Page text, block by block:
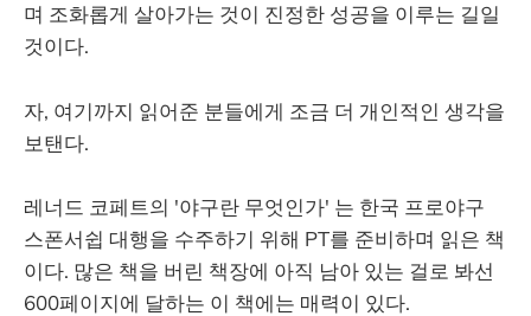
며 조화롭게 살아가는 것이 진정한 성공을 이루는 길일
것이다.
자, 여기까지 읽어준 분들에게 조금 더 개인적인 생각을
보탠다.
레너드 코페트의 '야구란 무엇인가' 는 한국 프로야구
스폰서쉽 대행을 수주하기 위해 PT를 준비하며 읽은 책
이다. 많은 책을 버린 책장에 아직 남아 있는 걸로 봐선
600페이지에 달하는 이 책에는 매력이 있다.